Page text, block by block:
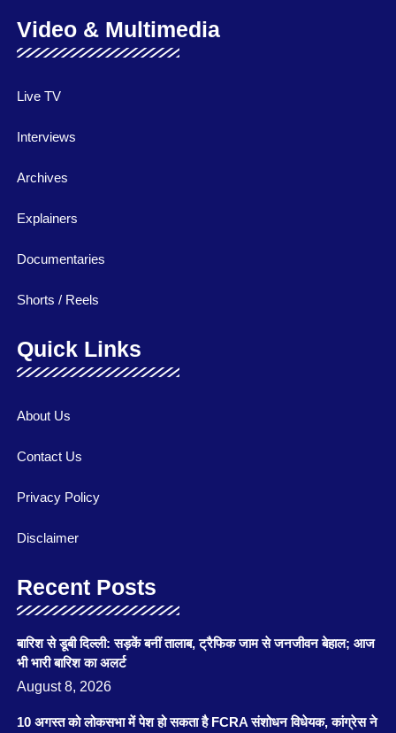
Video & Multimedia
Live TV
Interviews
Archives
Explainers
Documentaries
Shorts / Reels
Quick Links
About Us
Contact Us
Privacy Policy
Disclaimer
Recent Posts
बारिश से डूबी दिल्ली: सड़कें बनीं तालाब, ट्रैफिक जाम से जनजीवन बेहाल; आज
भी भारी बारिश का अलर्ट
August 8, 2026
10 अगस्त को लोकसभा में पेश हो सकता है FCRA संशोधन विधेयक, कांग्रेस ने